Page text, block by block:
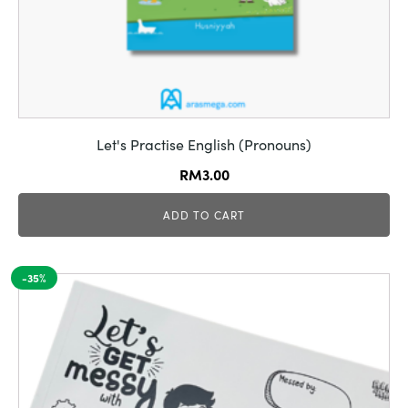
Let's Practise English (Pronouns)
RM3.00
ADD TO CART
-35%